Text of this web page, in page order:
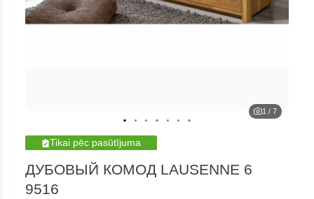
1 / 7
Tikai pēc pasūtījuma
ДУБОВЫЙ КОМОД LAUSENNE 6
9516